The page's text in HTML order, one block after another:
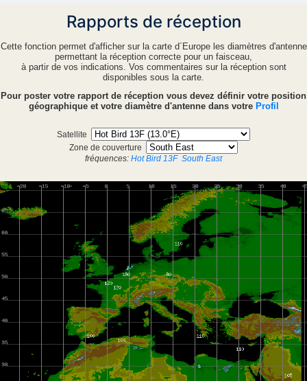
Rapports de réception
Cette fonction permet d'afficher sur la carte d´Europe les diamètres d'antenne
permettant la réception correcte pour un faisceau,
à partir de vos indications. Vos commentaires sur la réception sont
disponibles sous la carte.
Pour poster votre rapport de réception vous devez définir votre position
géographique et votre diamètre d'antenne dans votre Profil
Satellite
Zone de couverture
fréquences: Hot Bird 13F South East